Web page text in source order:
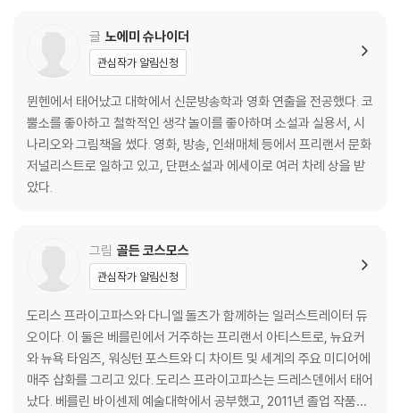
글 노에미 슈나이더
관심작가 알림신청
뮌헨에서 태어났고 대학에서 신문방송학과 영화 연출을 전공했다. 코
뿔소를 좋아하고 철학적인 생각 놀이를 좋아하며 소설과 실용서, 시
나리오와 그림책을 썼다. 영화, 방송, 인쇄매체 등에서 프리랜서 문화
저널리스트로 일하고 있고, 단편소설과 에세이로 여러 차례 상을 받
았다.
그림 골든 코스모스
관심작가 알림신청
도리스 프라이고파스와 다니엘 돌츠가 함께하는 일러스트레이터 듀
오이다. 이 둘은 베를린에서 거주하는 프리랜서 아티스트로, 뉴요커
와 뉴욕 타임즈, 워싱턴 포스트와 디 차이트 및 세계의 주요 미디어에
매주 삽화를 그리고 있다. 도리스 프라이고파스는 드레스덴에서 태어
났다. 베를린 바이센제 예술대학에서 공부했고, 2011년 졸업 작품으